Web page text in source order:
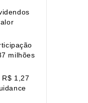
milhões
R$ 1,27